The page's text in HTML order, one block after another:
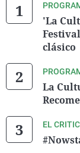
'La
clásico
La
EL